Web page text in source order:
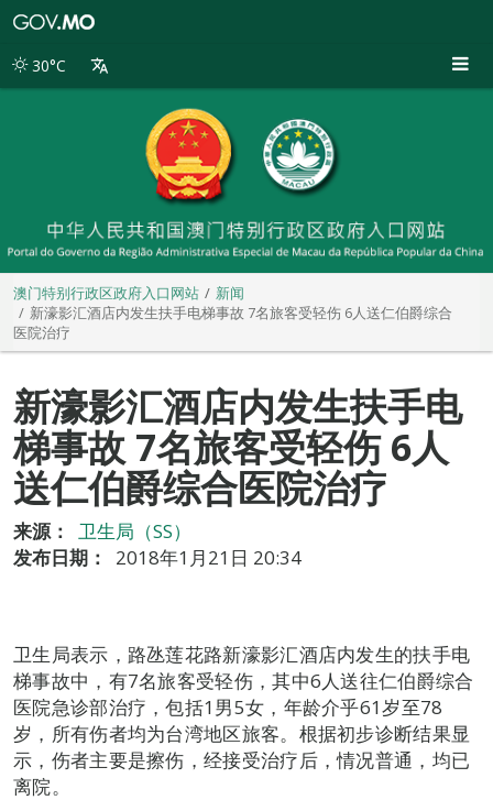
别
30°C
澳门特别行政区政府入口网站
新闻
新濠影汇酒店内发生扶手电梯事故 7名旅客受轻伤 6人送仁伯爵综合
医院治疗
新濠影汇酒店内发生扶手电
梯事故 7名旅客受轻伤 6人
送仁伯爵综合医院治疗
来源：
卫生局（SS）
发布日期：
2018年1月21日 20:34
卫生局表示，路氹莲花路新濠影汇酒店内发生的扶手电
梯事故中，有7名旅客受轻伤，其中6人送往仁伯爵综合
医院急诊部治疗，包括1男5女，年龄介乎61岁至78
岁，所有伤者均为台湾地区旅客。根据初步诊断结果显
示，伤者主要是擦伤，经接受治疗后，情况普通，均已
离院。